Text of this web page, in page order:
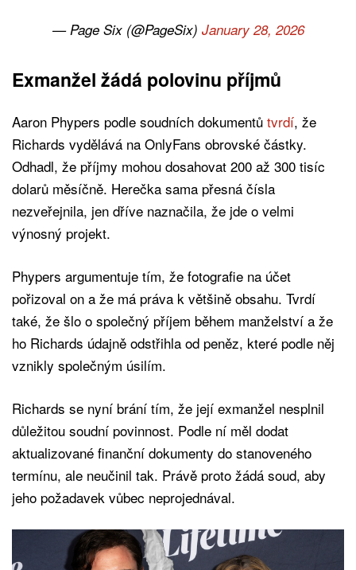
— Page Six (@PageSix) January 28, 2026
Exmanžel žádá polovinu příjmů
Aaron Phypers podle soudních dokumentů tvrdí, že
Richards vydělává na OnlyFans obrovské částky.
Odhadl, že příjmy mohou dosahovat 200 až 300 tisíc
dolarů měsíčně. Herečka sama přesná čísla
nezveřejnila, jen dříve naznačila, že jde o velmi
výnosný projekt.
Phypers argumentuje tím, že fotografie na účet
pořizoval on a že má práva k většině obsahu. Tvrdí
také, že šlo o společný příjem během manželství a že
ho Richards údajně odstřihla od peněz, které podle něj
vznikly společným úsilím.
Richards se nyní brání tím, že její exmanžel nesplnil
důležitou soudní povinnost. Podle ní měl dodat
aktualizované finanční dokumenty do stanoveného
termínu, ale neučinil tak. Právě proto žádá soud, aby
jeho požadavek vůbec neprojednával.